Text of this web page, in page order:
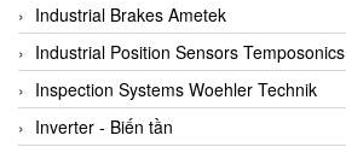
AT2E
ATC Pneumatic
ATEX System
ATI - IA
Industrial Brakes Ametek
Industrial Position Sensors Temposonics
Inspection Systems Woehler Technik
Inverter - Biến tần